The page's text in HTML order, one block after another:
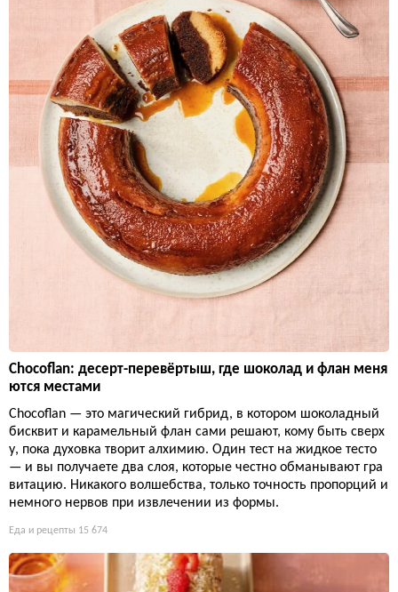
Chocoflan: десерт-перевёртыш, где шоколад и флан меня
ются местами
Chocoflan — это магический гибрид, в котором шоколадный
бисквит и карамельный флан сами решают, кому быть сверх
у, пока духовка творит алхимию. Один тест на жидкое тесто
— и вы получаете два слоя, которые честно обманывают гра
витацию. Никакого волшебства, только точность пропорций и
немного нервов при извлечении из формы.
Еда и рецепты 15 674